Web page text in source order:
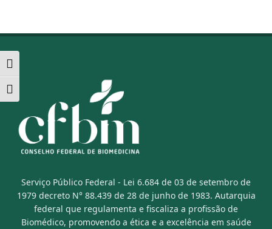
Alternar alto contraste
Alternar tamanho da fonte
Serviço Público Federal - Lei 6.684 de 03 de setembro de
1979 decreto N° 88.439 de 28 de junho de 1983. Autarquia
federal que regulamenta e fiscaliza a profissão de
Biomédico, promovendo a ética e a excelência em saúde